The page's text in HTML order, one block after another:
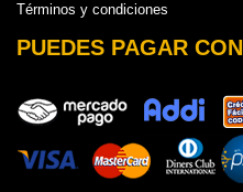
Términos y condiciones
PUEDES PAGAR CON